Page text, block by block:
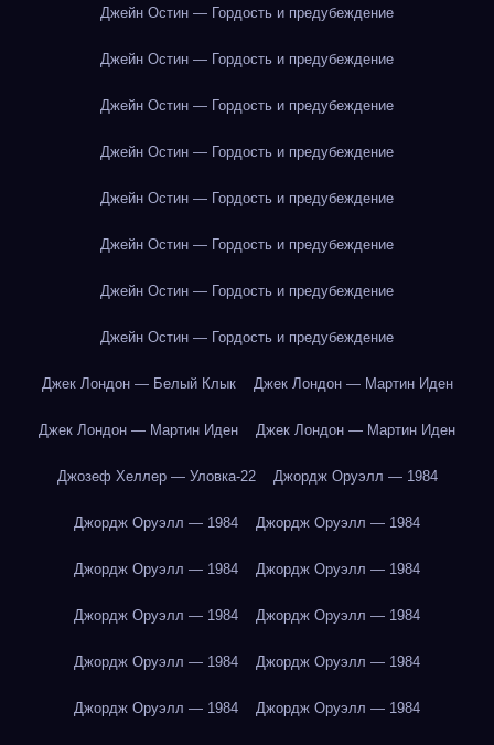
Джейн Остин — Гордость и предубеждение
Джейн Остин — Гордость и предубеждение
Джейн Остин — Гордость и предубеждение
Джейн Остин — Гордость и предубеждение
Джейн Остин — Гордость и предубеждение
Джейн Остин — Гордость и предубеждение
Джейн Остин — Гордость и предубеждение
Джейн Остин — Гордость и предубеждение
Джек Лондон — Белый Клык Джек Лондон — Мартин Иден
Джек Лондон — Мартин Иден Джек Лондон — Мартин Иден
Джозеф Хеллер — Уловка-22 Джордж Оруэлл — 1984
Джордж Оруэлл — 1984 Джордж Оруэлл — 1984
Джордж Оруэлл — 1984 Джордж Оруэлл — 1984
Джордж Оруэлл — 1984 Джордж Оруэлл — 1984
Джордж Оруэлл — 1984 Джордж Оруэлл — 1984
Джордж Оруэлл — 1984 Джордж Оруэлл — 1984